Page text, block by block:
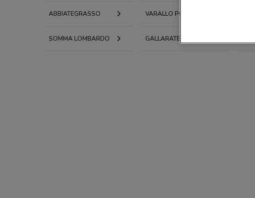
ABBIATEGRASSO VARALLO POMBIA
SOMMA LOMBARDO GALLARATE